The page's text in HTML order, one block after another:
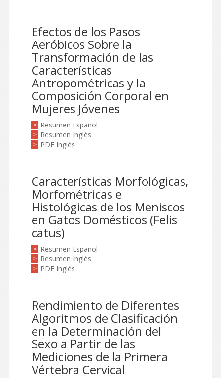
Efectos de los Pasos
Aeróbicos Sobre la
Transformación de las
Características
Antropométricas y la
Composición Corporal en
Mujeres Jóvenes
> Resumen Español
> Resumen Inglés
> PDF Inglés
Características Morfológicas,
Morfométricas e
Histológicas de los Meniscos
en Gatos Domésticos (Felis
catus)
> Resumen Español
> Resumen Inglés
> PDF Inglés
Rendimiento de Diferentes
Algoritmos de Clasificación
en la Determinación del
Sexo a Partir de las
Mediciones de la Primera
Vértebra Cervical